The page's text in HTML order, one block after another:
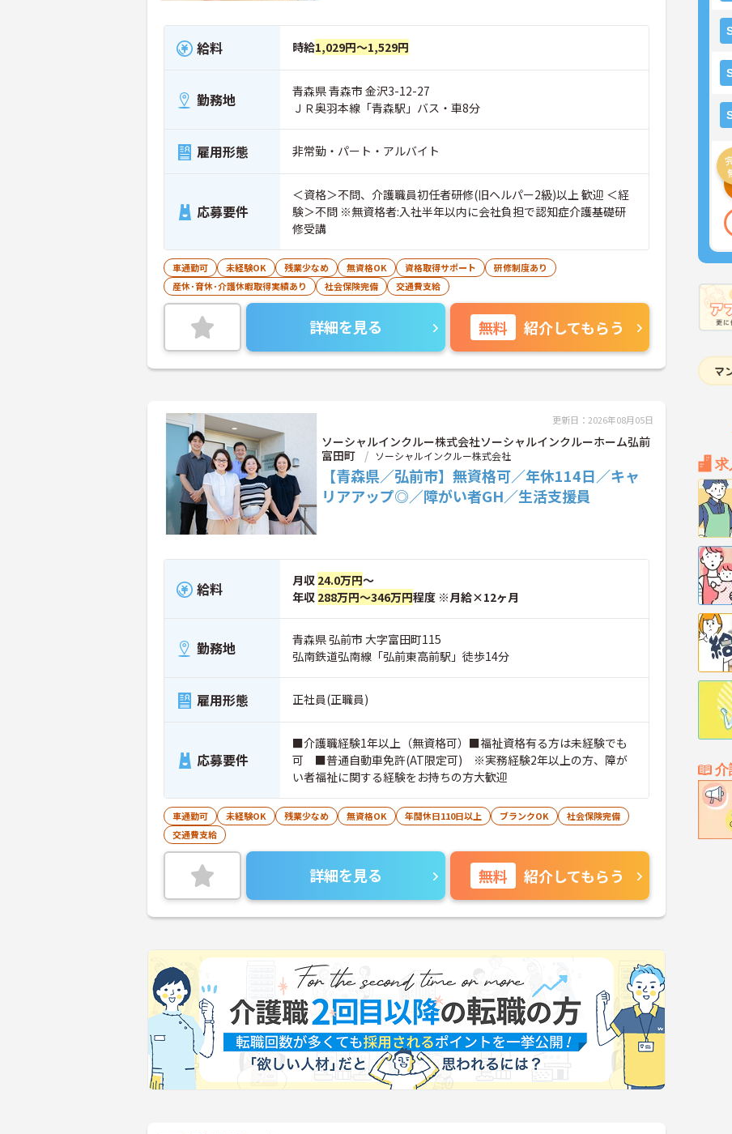
求
介
給料 時給1,029円～1,529円
勤務地
青森県 青森市 金沢3-12-27
ＪＲ奥羽本線「青森駅」バス・車8分
雇用形態 非常勤・パート・アルバイト
応募要件
＜資格＞不問、介護職員初任者研修(旧ヘルパー2級)以上 歓迎 ＜経
験＞不問 ※無資格者:入社半年以内に会社負担で認知症介護基礎研
修受講
車通勤可 未経験OK 残業少なめ 無資格OK 資格取得サポート
研修制度あり
産休･育休･介護休暇取得実績あり
社会保険完備 交通費支給
詳細を見る 無料 紹介してもらう
更新日：2026年08月05日
ソーシャルインクルー株式会社ソーシャルインクルーホーム弘前
富田町
ソーシャルインクルー株式会社
【青森県／弘前市】無資格可／年休114日／キャ
リアアップ◎／障がい者GH／生活支援員
給料 月収 24.0万円～
年収 288万円～346万円程度 ※月給×12ヶ月
勤務地
青森県 弘前市 大字富田町115
弘南鉄道弘南線「弘前東高前駅」徒歩14分
雇用形態 正社員(正職員)
応募要件
■介護職経験1年以上（無資格可）■福祉資格有る方は未経験でも
可 ■普通自動車免許(AT限定可) ※実務経験2年以上の方、障が
い者福祉に関する経験をお持ちの方大歓迎
車通勤可 未経験OK 残業少なめ 無資格OK 年間休日110日以上 ブランクOK
社会保険完備
交通費支給
詳細を見る 無料 紹介してもらう